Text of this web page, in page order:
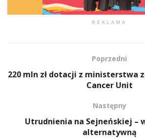
REKLAMA
Poprzedni
220 mln zł dotacji z ministerstwa
Cancer Unit
Następny
Utrudnienia na Sejneńskiej –
alternatywną